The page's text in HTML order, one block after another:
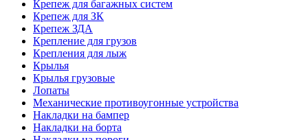
Крепеж для багажных систем
Крепеж для ЗК
Крепеж ЗДА
Крепление для грузов
Крепления для лыж
Крылья
Крылья грузовые
Лопаты
Механические противоугонные устройства
Накладки на бампер
Накладки на борта